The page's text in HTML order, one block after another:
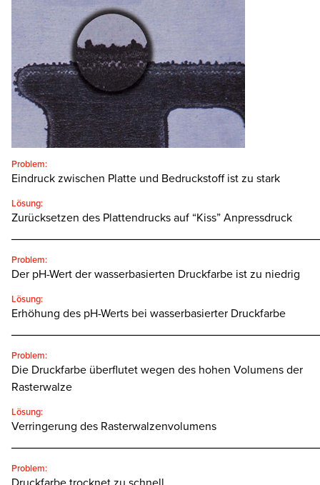
Problem:
Eindruck zwischen Platte und Bedruckstoff ist zu stark
Lösung:
Zurücksetzen des Plattendrucks auf “Kiss” Anpressdruck
Problem:
Der pH-Wert der wasserbasierten Druckfarbe ist zu niedrig
Lösung:
Erhöhung des pH-Werts bei wasserbasierter Druckfarbe
Problem:
Die Druckfarbe überflutet wegen des hohen Volumens der
Rasterwalze
Lösung:
Verringerung des Rasterwalzenvolumens
Problem: